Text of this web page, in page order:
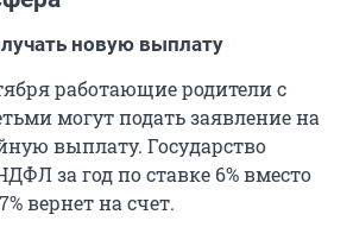
новую выплату
работающие родители с
могут подать заявление на
выплату. Государство
за год по ставке 6% вместо
вернет на счет.